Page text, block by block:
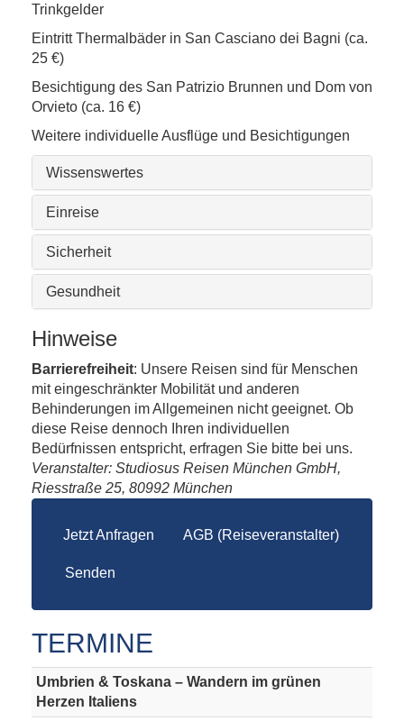
Trinkgelder
Eintritt Thermalbäder in San Casciano dei Bagni (ca.
25 €)
Besichtigung des San Patrizio Brunnen und Dom von
Orvieto (ca. 16 €)
Weitere individuelle Ausflüge und Besichtigungen
Wissenswertes
Einreise
Sicherheit
Gesundheit
Hinweise
Barrierefreiheit: Unsere Reisen sind für Menschen
mit eingeschränkter Mobilität und anderen
Behinderungen im Allgemeinen nicht geeignet. Ob
diese Reise dennoch Ihren individuellen
Bedürfnissen entspricht, erfragen Sie bitte bei uns.
Veranstalter: Studiosus Reisen München GmbH,
Riesstraße 25, 80992 München
Jetzt Anfragen AGB (Reiseveranstalter)
Senden
TERMINE
Umbrien & Toskana – Wandern im grünen
Herzen Italiens